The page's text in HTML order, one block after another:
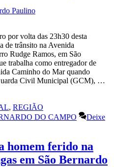
Paulino
por volta das 23h30 desta
de trânsito na Avenida
Rudge Ramos, em São
trabalha como entregador de
Caminho do Mar quando
Civil Municipal (GCM), …
, REGIÃO
DO CAMPO
Deixe
homem ferido na
em São Bernardo